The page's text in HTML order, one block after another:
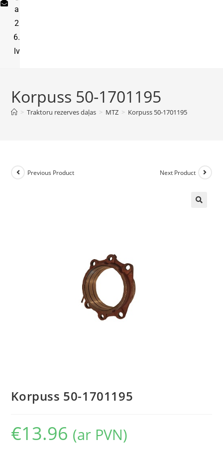
a
2
6.
lv
Korpuss 50-1701195
> Traktoru rezerves daļas > MTZ > Korpuss 50-1701195
Previous Product Next Product
Korpuss 50-1701195
€13.96 (ar PVN)